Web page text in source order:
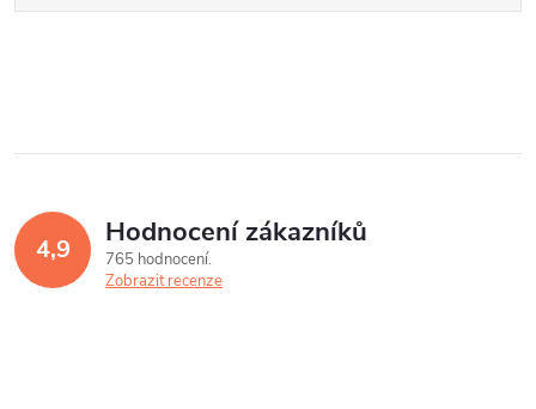
4,9 Hodnocení zákazníků
765 hodnocení
Zobrazit recenze